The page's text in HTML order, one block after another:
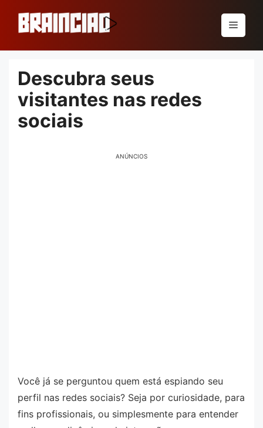
conteúdo
Menu
Descubra seus
visitantes nas redes
sociais
ANÚNCIOS
Você já se perguntou quem está espiando seu
perfil nas redes sociais? Seja por curiosidade, para
fins profissionais, ou simplesmente para entender